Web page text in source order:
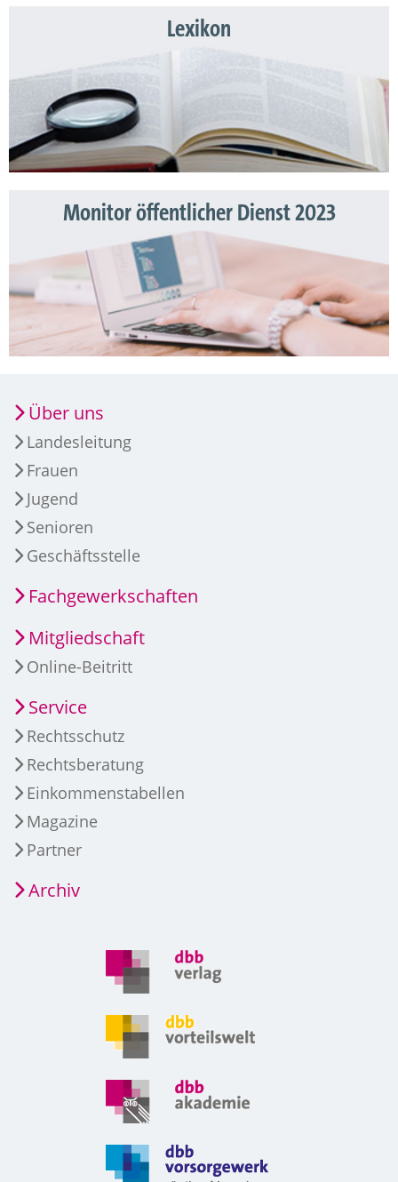
Lexikon
Monitor öffentlicher Dienst 2023
Über uns
Landesleitung
Frauen
Jugend
Senioren
Geschäftsstelle
Fachgewerkschaften
Mitgliedschaft
Online-Beitritt
Service
Rechtsschutz
Rechtsberatung
Einkommenstabellen
Magazine
Partner
Archiv